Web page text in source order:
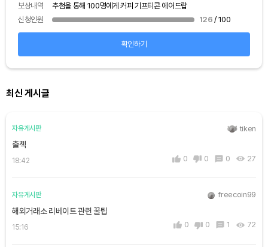
보상내역
추첨을 통해 100명에게 커피 기프티콘 에어드랍
신청인원
126 / 100
확인하기
최신 게시글
자유게시판 tiken
출첵
18:42 0 0 0 27
자유게시판 freecoin99
해외거래소 리베이트 관련 꿀팁
15:16 0 0 1 72